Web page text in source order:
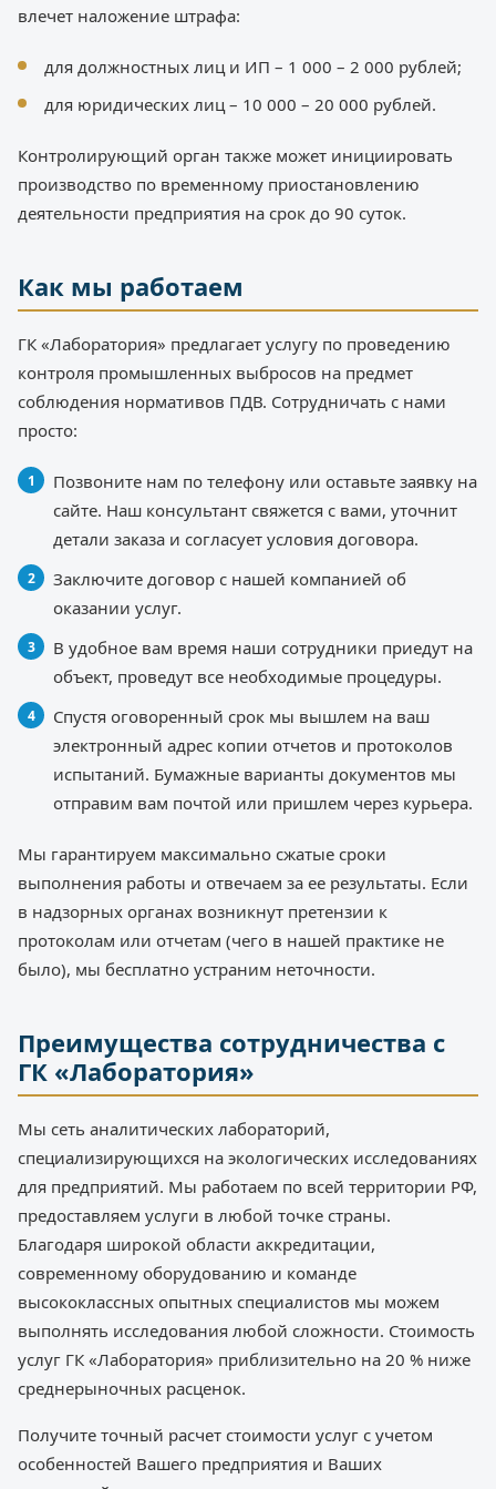
влечет наложение штрафа:
для должностных лиц и ИП – 1 000 – 2 000 рублей;
для юридических лиц – 10 000 – 20 000 рублей.
Контролирующий орган также может инициировать
производство по временному приостановлению
деятельности предприятия на срок до 90 суток.
Как мы работаем
ГК «Лаборатория» предлагает услугу по проведению
контроля промышленных выбросов на предмет
соблюдения нормативов ПДВ. Сотрудничать с нами
просто:
Позвоните нам по телефону или оставьте заявку на
сайте. Наш консультант свяжется с вами, уточнит
детали заказа и согласует условия договора.
Заключите договор с нашей компанией об
оказании услуг.
В удобное вам время наши сотрудники приедут на
объект, проведут все необходимые процедуры.
Спустя оговоренный срок мы вышлем на ваш
электронный адрес копии отчетов и протоколов
испытаний. Бумажные варианты документов мы
отправим вам почтой или пришлем через курьера.
Мы гарантируем максимально сжатые сроки
выполнения работы и отвечаем за ее результаты. Если
в надзорных органах возникнут претензии к
протоколам или отчетам (чего в нашей практике не
было), мы бесплатно устраним неточности.
Преимущества сотрудничества с
ГК «Лаборатория»
Мы сеть аналитических лабораторий,
специализирующихся на экологических исследованиях
для предприятий. Мы работаем по всей территории РФ,
предоставляем услуги в любой точке страны.
Благодаря широкой области аккредитации,
современному оборудованию и команде
высококлассных опытных специалистов мы можем
выполнять исследования любой сложности. Стоимость
услуг ГК «Лаборатория» приблизительно на 20 % ниже
среднерыночных расценок.
Получите точный расчет стоимости услуг с учетом
особенностей Вашего предприятия и Ваших